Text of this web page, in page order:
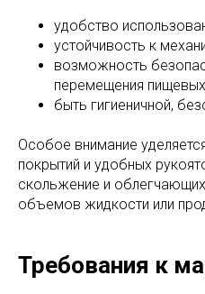
удобство
устойчивость к
возможность
перемещения
быть гигиеничной,
Особое внимание
покрытий и удобных
скольжение и
объемов жидкости или
Требования к